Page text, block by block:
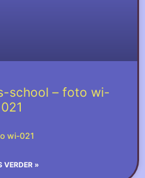
school – foto wi-
021
wi-021
VERDER »